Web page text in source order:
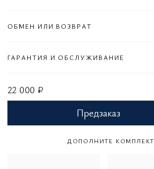
22 000 ₽
Предзаказ
ОБМЕН ИЛИ ВОЗВРАТ
ГАРАНТИЯ И ОБСЛУЖИВАНИЕ
ДОПОЛНИТЕ КОМПЛЕКТ